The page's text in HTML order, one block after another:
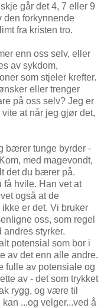
går det 4, 7 eller 9
den forkynnende
fra kristen tro.
enn oss selv, eller
av sykdom,
som stjeler krefter.
eller trenger
på oss selv? Jeg er
at når jeg gjør det,
bærer tunge byrder -
med magevondt,
det du bærer på.
få hvile. Han vet at
også at de
er det. Vi bruker
oss, som regel
styrker.
potensial som bor i
av det enn alle andre.
fulle av potensiale og
av - det som trykket
rygg, og være til
...og velger...ved å